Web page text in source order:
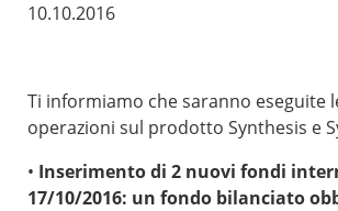
10.10.2016
Ti informiamo che saranno eseguite
operazioni sul prodotto Synthesis e
• Inserimento di 2 nuovi fondi
17/10/2016: un fondo bilanciato